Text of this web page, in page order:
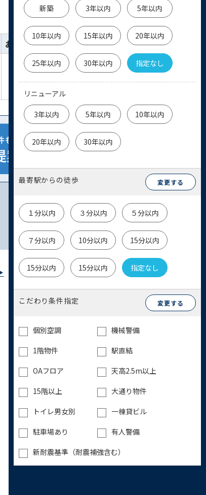
新築 3年以内 5年以内
10年以内 15年以内 20年以内
25年以内 30年以内 指定なし
リニューアル
3年以内 5年以内 10年以内
20年以内 30年以内
最寄駅からの徒歩 変更する
１分以内 ３分以内 ５分以内
７分以内 10分以内 15分以内
15分以内 15分以内 指定なし
こだわり条件指定 変更する
個別空調
機械警備
1階物件
駅直結
OAフロア
天高2.5m以上
15階以上
大通り物件
トイレ男女別
一棟貸ビル
駐車場あり
有人警備
新耐震基準（耐震補強含む）
お気に入り 詳細 お問い合わせ
詳細を
見る
物件
お問い合わせ